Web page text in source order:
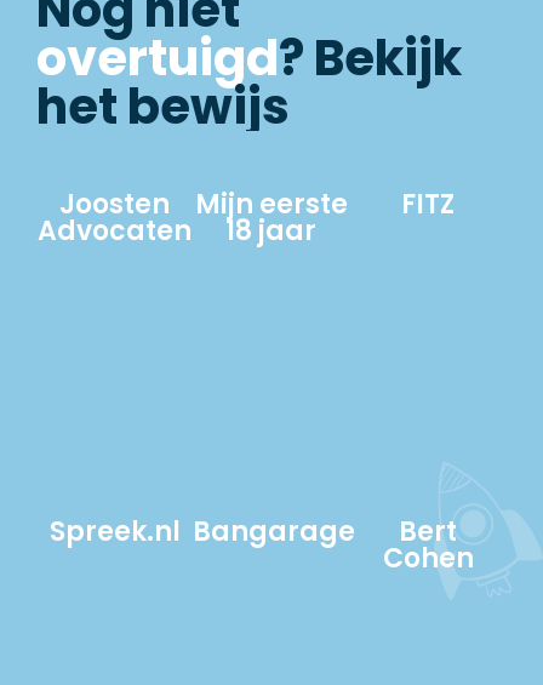
overtuigd? Bekijk
het bewijs
Joosten
Advocaten
Mijn eerste
18 jaar
FITZ
Spreek.nl Bangarage Bert
Cohen